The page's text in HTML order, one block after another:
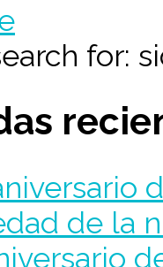
for:
de la